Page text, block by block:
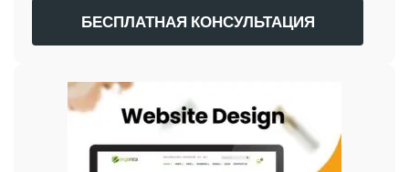
БЕСПЛАТНАЯ КОНСУЛЬТАЦИЯ